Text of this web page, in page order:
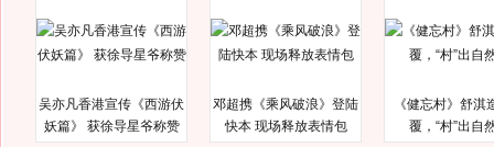
吴亦凡香港宣传《西游伏
妖篇》 获徐导星爷称赞
邓超携《乘风破浪》登陆
快本 现场释放表情包
《健忘村》舒淇
覆，“村”出自